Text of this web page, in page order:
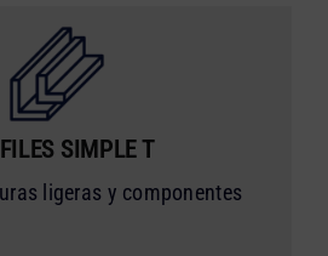
SIMPLE T
ligeras y componentes